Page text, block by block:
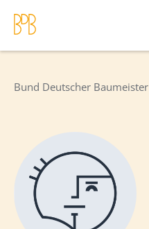
Bund Deutscher Baumeister